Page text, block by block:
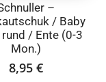
–
/ Baby
/ Ente (0-3
Mon.)
8,95 €